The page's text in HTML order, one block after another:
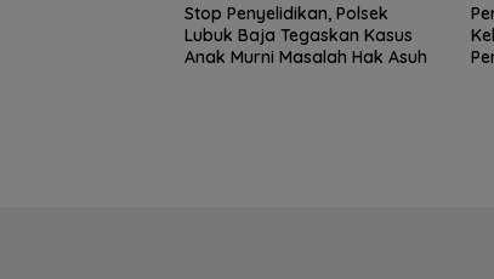
Stop Penyelidikan, Polsek
Lubuk Baja Tegaskan Kasus
Anak Murni Masalah Hak Asuh